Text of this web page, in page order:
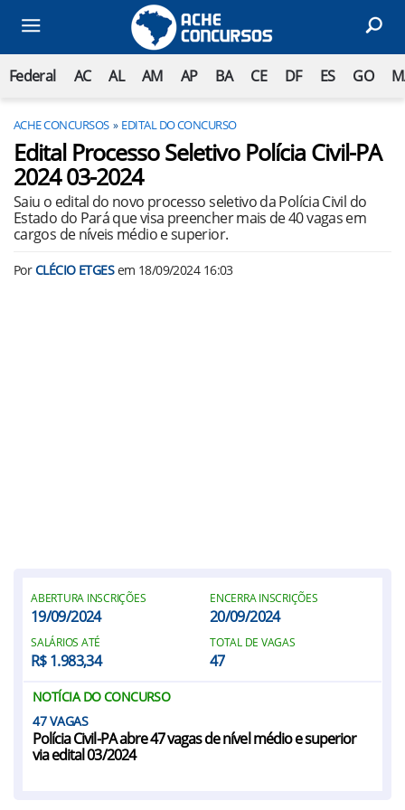
Federal AC AL AM AP BA CE DF ES GO
ACHE CONCURSOS EDITAL DO CONCURSO
Edital Processo Seletivo Polícia Civil-PA
2024 03-2024
Saiu o edital do novo processo seletivo da Polícia Civil do
Estado do Pará que visa preencher mais de 40 vagas em
cargos de níveis médio e superior.
PorCLÉCIO ETGESem 18/09/2024 16:03
ABERTURA INSCRIÇÕES
19/09/2024
ENCERRA INSCRIÇÕES
20/09/2024
SALÁRIOS ATÉ
R$ 1.983,34
TOTAL DE VAGAS
47
NOTÍCIA DO CONCURSO
47
Polícia Civil-PA abre 47 vagas de nível médio e superior
via edital 03/2024